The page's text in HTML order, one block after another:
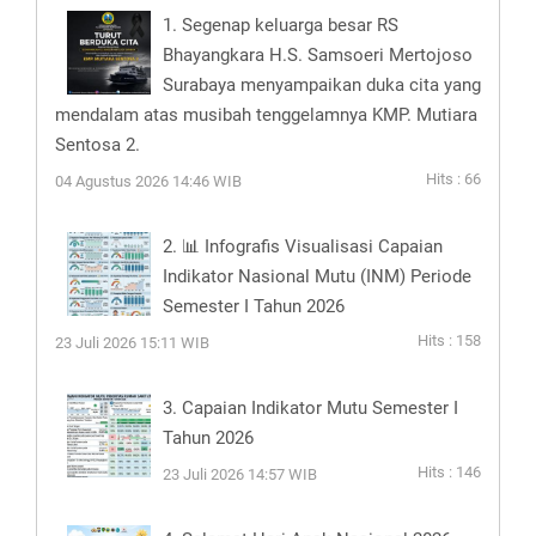
1. Segenap keluarga besar RS
Bhayangkara H.S. Samsoeri Mertojoso
Surabaya menyampaikan duka cita yang
mendalam atas musibah tenggelamnya KMP. Mutiara
Sentosa 2.
04 Agustus 2026 14:46 WIB Hits : 66
2. 📊 Infografis Visualisasi Capaian
Indikator Nasional Mutu (INM) Periode
Semester I Tahun 2026
23 Juli 2026 15:11 WIB Hits : 158
3. Capaian Indikator Mutu Semester I
Tahun 2026
23 Juli 2026 14:57 WIB Hits : 146